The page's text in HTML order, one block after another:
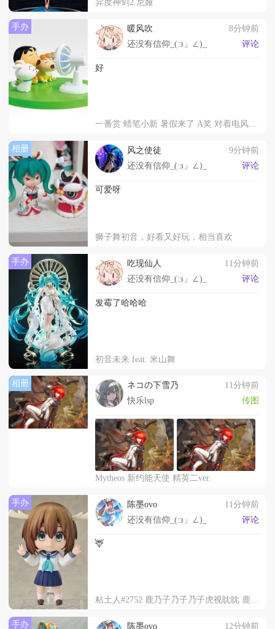
手办 暖风吹
8分钟前
还没有信仰_(:з」∠)_
评论
好
一番赏 蜡笔小新 暑假来了 A奖 对着电风扇「啊～」立体模型手办
相册 风之使徒
9分钟前
还没有信仰_(:з」∠)_
评论
可爱呀
狮子舞初音，好看又好玩，相当喜欢
手办 吃现仙人
11分钟前
还没有信仰_(:з」∠)_
评论
发霉了哈哈哈
初音未来 feat. 米山舞
相册 ネコの下雪乃
11分钟前
快乐lsp
传图
Mytheos 新约能天使 精英二ver.
手办 陈墨ovo
11分钟前
还没有信仰_(:з」∠)_
评论
🦌
粘土人#2752 鹿乃子乃子乃子虎视眈眈 鹿乃子乃子
手办 陈墨ovo 12分钟前